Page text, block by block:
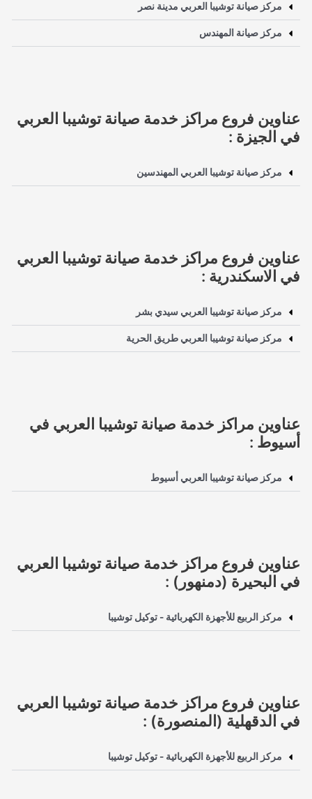
مركز صيانة توشيبا العربي مدينة نصر
مركز صيانة المهندس
عناوين فروع مراكز خدمة صيانة توشيبا العربي
في الجيزة :
مركز صيانة توشيبا العربي المهندسين
عناوين فروع مراكز خدمة صيانة توشيبا العربي
في الاسكندرية :
مركز صيانة توشيبا العربي سيدي بشر
مركز صيانة توشيبا العربي طريق الحرية
عناوين مراكز خدمة صيانة توشيبا العربي في
أسيوط :
مركز صيانة توشيبا العربي أسيوط
عناوين فروع مراكز خدمة صيانة توشيبا العربي
في البحيرة (دمنهور) :
مركز الربيع للأجهزة الكهربائية - توكيل توشيبا
عناوين فروع مراكز خدمة صيانة توشيبا العربي
في الدقهلية (المنصورة) :
مركز الربيع للأجهزة الكهربائية - توكيل توشيبا